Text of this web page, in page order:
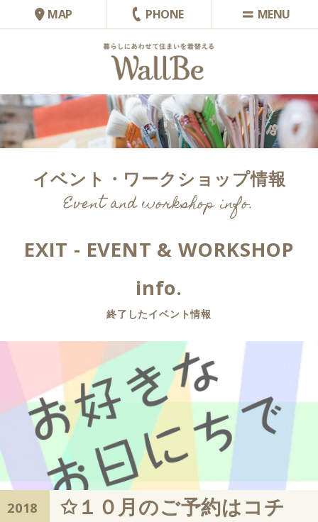
MAP PHONE
イベント・ワークショップ情報
Event and workshop info.
EXIT - EVENT & WORKSHOP
info.
終了したイベント情報
2018
✩ １０月のご予約はコチ